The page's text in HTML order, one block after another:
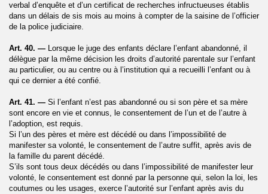
verbal d’enquête et d’un certificat de recherches infructueuses établis
dans un délais de sis mois au moins à compter de la saisine de l’officier
de la police judiciaire.
Art. 40. — Lorsque le juge des enfants déclare l’enfant abandonné, il
délègue par la même décision les droits d’autorité parentale sur l’enfant
au particulier, ou au centre ou à l’institution qui a recueilli l’enfant ou à
qui ce dernier a été confié.
Art. 41. — Si l’enfant n’est pas abandonné ou si son père et sa mère
sont encore en vie et connus, le consentement de l’un et de l’autre à
l’adoption, est requis.
Si l’un des pères et mère est décédé ou dans l’impossibilité de
manifester sa volonté, le consentement de l’autre suffit, après avis de
la famille du parent décédé.
S’ils sont tous deux décédés ou dans l’impossibilité de manifester leur
volonté, le consentement est donné par la personne qui, selon la loi, les
coutumes ou les usages, exerce l’autorité sur l’enfant après avis du